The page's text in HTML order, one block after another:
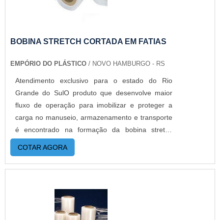
garantidos em todas as compras.ONDE
a produção com fábricas ainda mais modernas e
sacos a pronta entrega e venda fracionada, até
em pequenas quantidades. Para saber mais
informações, basta solicitar um orçamento..
BOBINA STRETCH CORTADA EM FATIAS
EMPÓRIO DO PLÁSTICO / NOVO HAMBURGO - RS
Atendimento exclusivo para o estado do Rio
Grande do SulO produto que desenvolve maior
fluxo de operação para imobilizar e proteger a
carga no manuseio, armazenamento e transporte
é encontrado na formação da bobina stretch
cortada em fatias. As principais características
encontradas na composição é elasticidade e
resistência física para compactar os conteúdos
DE BENEFÍCIOSA aplicação da bobina stretch
pode ser utilizada para a embalagem de produtos
voltadas para os mercados de alimentos, higiene,
COTAR AGORA